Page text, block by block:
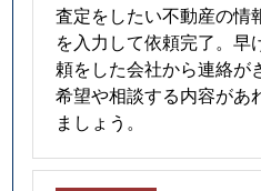
査定をしたい不動産の情
を入力して依頼完了。早
頼をした会社から連絡が
希望や相談する内容があ
ましょう。